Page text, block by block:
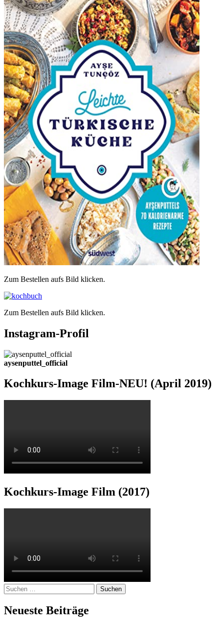
Zum Bestellen aufs Bild klicken.
Zum Bestellen aufs Bild klicken.
Instagram-Profil
aysenputtel_official
Kochkurs-Image Film-NEU! (April 2019)
Kochkurs-Image Film (2017)
Suchen
nach:
Neueste Beiträge